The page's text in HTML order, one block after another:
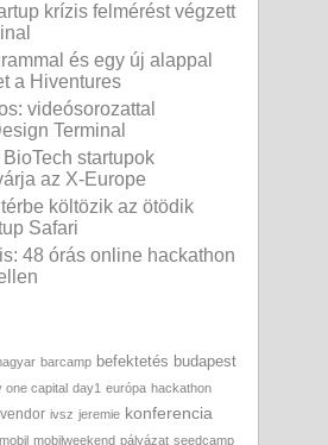
krízis felmérést végzett
és egy új alappal
a Hiventures
videósorozattal
Terminal
startupok
az X-Europe
költözik az ötödik
Safari
48 órás online hackathon
barcamp befektetés budapest
one capital day1 európa hackathon
ivsz jeremie konferencia
mobil mobilweekend pályázat seedcamp